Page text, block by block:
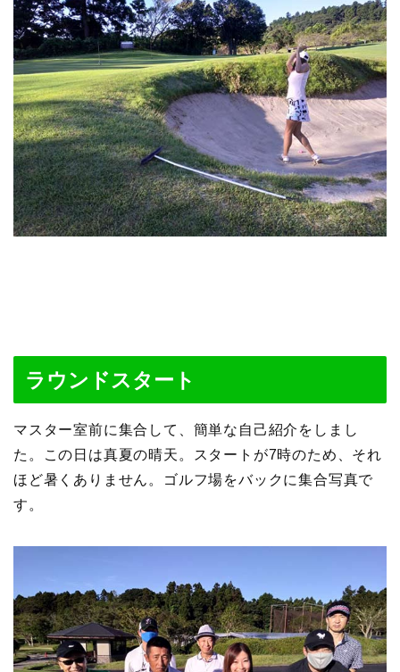
ラウンドスタート
マスター室前に集合して、簡単な自己紹介をしまし
た。この日は真夏の晴天。スタートが7時のため、それ
ほど暑くありません。ゴルフ場をバックに集合写真で
す。